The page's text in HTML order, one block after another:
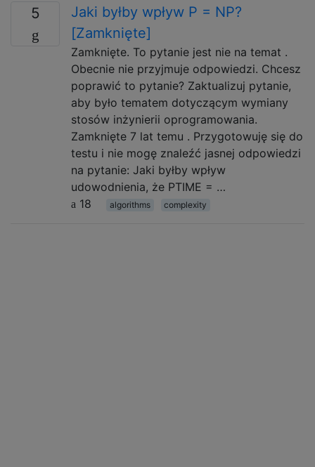
5
Jaki byłby wpływ P = NP?
[Zamknięte]
Zamknięte. To pytanie jest nie na temat .
Obecnie nie przyjmuje odpowiedzi. Chcesz
poprawić to pytanie? Zaktualizuj pytanie,
aby było tematem dotyczącym wymiany
stosów inżynierii oprogramowania.
Zamknięte 7 lat temu . Przygotowuję się do
testu i nie mogę znaleźć jasnej odpowiedzi
na pytanie: Jaki byłby wpływ
udowodnienia, że ​​PTIME = …
18
algorithms complexity